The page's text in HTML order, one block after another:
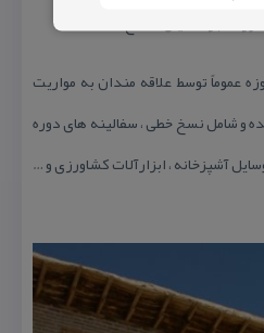
شهر آشتیان افتتاح شد .
عموماً توسط علاقه مندان به مواریت
و شامل نسخ خطی ، سفالینه های دوره
آشپزخانه ، ابزارآلات كشاورزی و …